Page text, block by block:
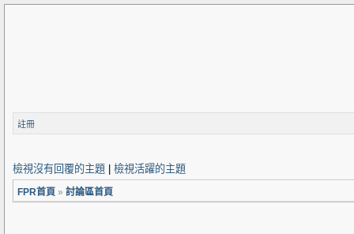
註冊
檢視沒有回覆的主題 檢視活躍的主題
FPR首頁 » 討論區首頁